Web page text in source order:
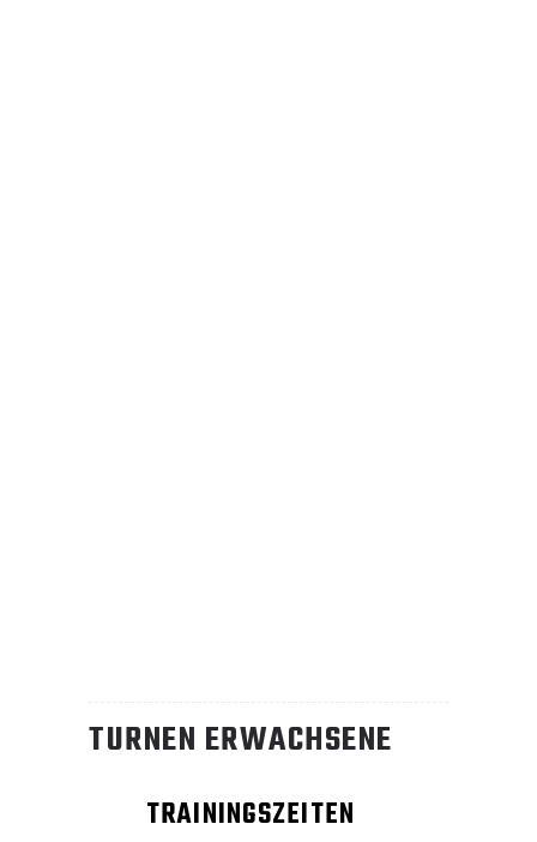
TURNEN ERWACHSENE
TRAININGSZEITEN